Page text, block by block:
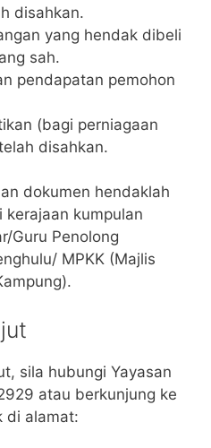
disahkan.
yang hendak dibeli
sah.
pendapatan pemohon
(bagi perniagaan
disahkan.
dokumen hendaklah
kerajaan kumpulan
Guru Penolong
MPKK (Majlis
sila hubungi Yayasan
atau berkunjung ke
di alamat: